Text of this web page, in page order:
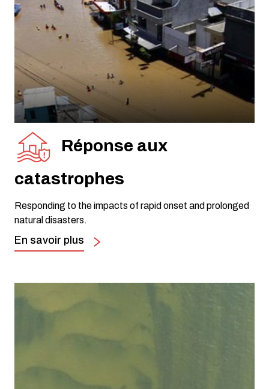
Réponse aux
catastrophes
Responding to the impacts of rapid onset and prolonged
natural disasters.
En savoir plus